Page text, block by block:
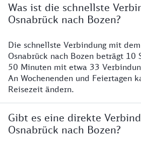
Was ist die schnellste
Osnabrück nach Bozen?
Die schnellste Verbindung mit
Osnabrück nach Bozen beträgt 10
50 Minuten mit etwa 33
An Wochenenden und Feiertagen
Reisezeit ändern.
Gibt es eine direkte
Osnabrück nach Bozen?